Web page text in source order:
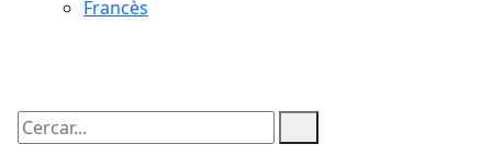
Francès
Cercar: